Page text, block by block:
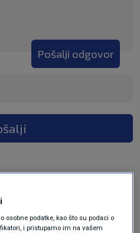
Pošalji odgovor
osobne podatke, kao što su podaci o
i pristupamo im na vašem